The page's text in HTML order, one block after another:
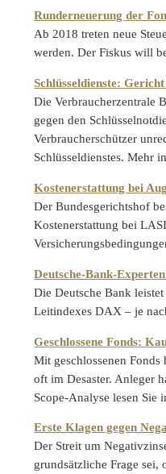
Runderneuerung der
Ab 2018 treten neue
werden. Der Fiskus will
Schlüsseldienste:
Die Verbraucherzentrale
gegen den
Verbraucherschützer
Schlüsseldienstes. Mehr
Kostenerstattung bei
Der Bundesgerichtshof
Kostenerstattung bei
Deutsche-Bank-
Die Deutsche Bank
Leitindexes DAX – je
Geschlossene Fonds:
Mit geschlossenen
oft im Desaster. Anleger
Scope-Analyse lesen Sie
Erste Klagen gegen
Der Streit um
grundsätzliche Frage sei,